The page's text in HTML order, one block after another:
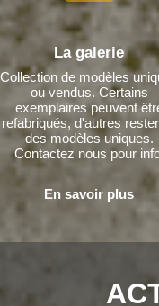
La galerie
Collection de modèles
ou vendus. Certains
exemplaires peuvent
refabriqués, d'autres
des modèles uniques.
Contactez nous pour
En savoir plus